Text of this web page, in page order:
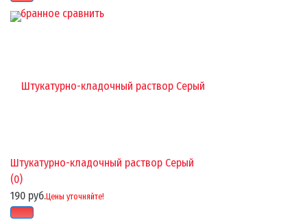
избранное сравнить
Штукатурно-кладочный раствор Серый
(0)
190 руб.Цены уточняйте!